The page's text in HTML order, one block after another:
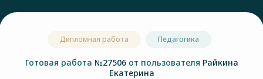
Дипломная работа Педагогика
Готовая работа №27506 от пользователя Райкина
Екатерина